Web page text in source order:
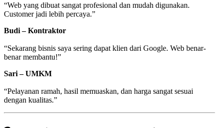
“Web yang dibuat sangat profesional dan mudah digunakan.
Customer jadi lebih percaya.”
Budi – Kontraktor
“Sekarang bisnis saya sering dapat klien dari Google. Web benar-
benar membantu!”
Sari – UMKM
“Pelayanan ramah, hasil memuaskan, dan harga sangat sesuai
dengan kualitas.”